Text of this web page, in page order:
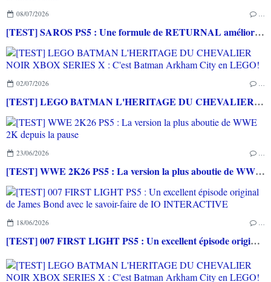
08/07/2026 …
[TEST] SAROS PS5 : Une formule de RETURNAL améliorée et interessante
02/07/2026 …
[TEST] LEGO BATMAN L'HERITAGE DU CHEVALIER NOIR XBOX SERIES X : C'est Batman Arkham City en LEGO!
23/06/2026 …
[TEST] WWE 2K26 PS5 : La version la plus aboutie de WWE 2K depuis la pause
18/06/2026 …
[TEST] 007 FIRST LIGHT PS5 : Un excellent épisode original de James Bond avec le savoir-faire de IO INTERACTIVE